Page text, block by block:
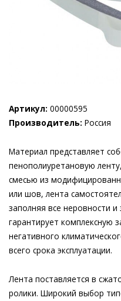
Артикул: 00000595
Производитель: Россия
Материал представляет
пенополиуретановую
смесью из
или шов, лента
заполняя все неровности
гарантирует комплексную
негативного
всего срока эксплуатации.
Лента поставляется в
ролики. Широкий выбор